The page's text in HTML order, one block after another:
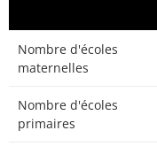
Nombre d'écoles
maternelles
Nombre d'écoles
primaires